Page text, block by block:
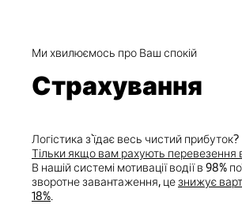
Ми хвилюємось про Ваш спокій
Страхування
Логістика з`їдає весь чистий прибуток?
Тільки якщо вам рахують перевезення
В нашій системі мотивації водії в 98%
зворотне завантаження, цезнижує
18%